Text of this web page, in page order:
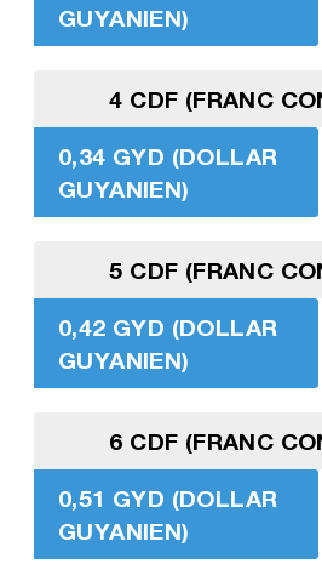
GUYANIEN)
4 CDF (FRANC
0,34 GYD (DOLLAR
GUYANIEN)
5 CDF (FRANC
0,42 GYD (DOLLAR
GUYANIEN)
6 CDF (FRANC
0,51 GYD (DOLLAR
GUYANIEN)